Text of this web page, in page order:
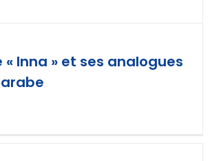
Inna » et ses analogues